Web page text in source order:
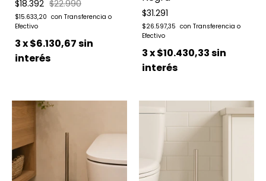
$18.392 $22.990
$15.633,20
3x$6.130,67sin
interés
$31.291
$26.597,35
3x$10.430,33sin
interés